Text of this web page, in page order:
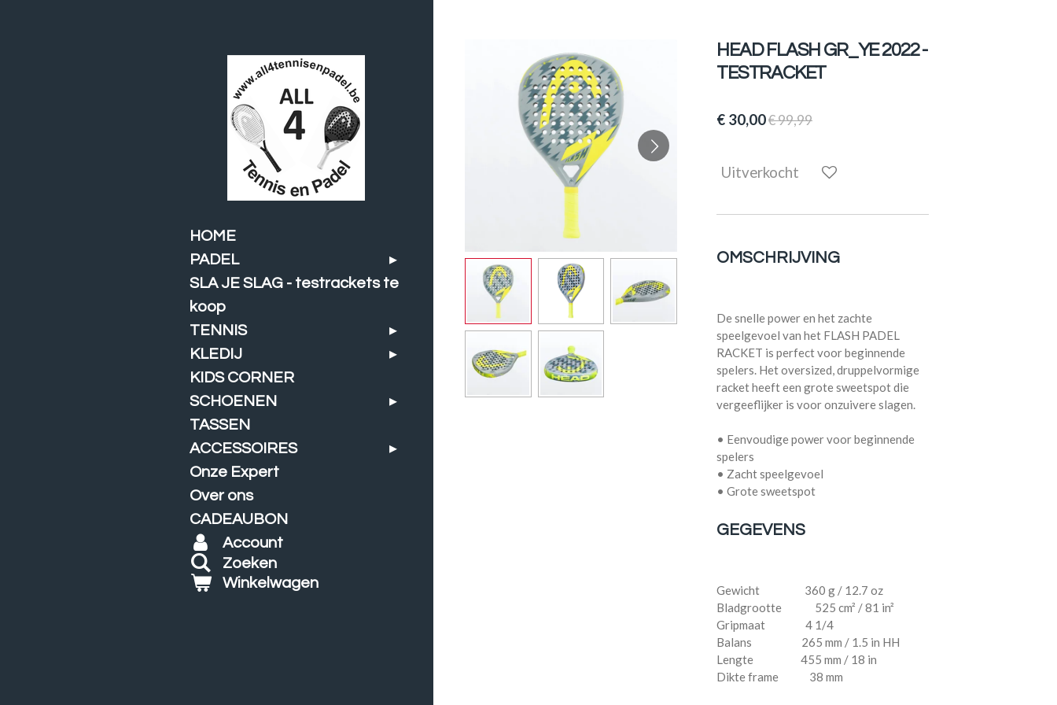
HEAD FLASH GR_YE 2022 -
TESTRACKET
€ 30,00€ 99,99
Uitverkocht
OMSCHRIJVING
De snelle power en het zachte
speelgevoel van het FLASH PADEL
RACKET is perfect voor beginnende
spelers. Het oversized, druppelvormige
racket heeft een grote sweetspot die
vergeeflijker is voor onzuivere slagen.
• Eenvoudige power voor beginnende
spelers
• Zacht speelgevoel
• Grote sweetspot
GEGEVENS
Gewicht 360 g / 12.7 oz
Bladgrootte 525 cm² / 81 in²
Gripmaat 4 1/4
Balans 265 mm / 1.5 in HH
Lengte 455 mm / 18 in
Dikte frame 38 mm
HOME
PADEL
SLA JE SLAG - testrackets te
koop
TENNIS
KLEDIJ
KIDS CORNER
SCHOENEN
TASSEN
ACCESSOIRES
Onze Expert
Over ons
CADEAUBON
Account
Zoeken
Winkelwagen